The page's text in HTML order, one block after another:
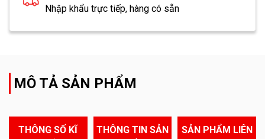
Nhập khẩu trực tiếp, hàng có sẵn
MÔ TẢ SẢN PHẨM
THÔNG SỐ KĨ
THÔNG TIN SẢN
SẢN PHẨM LIÊN